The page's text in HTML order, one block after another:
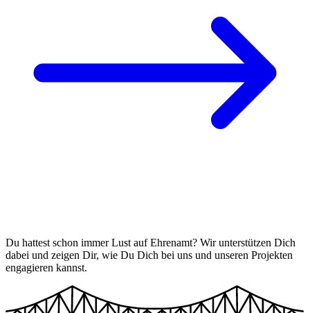
Du hattest schon immer Lust auf Ehrenamt? Wir unterstützen Dich
dabei und zeigen Dir, wie Du Dich bei uns und unseren Projekten
engagieren kannst.